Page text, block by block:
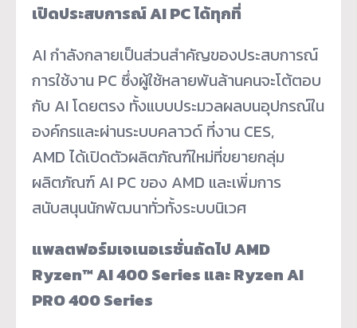
เปิดประสบการณ์AI PC ได้ทุกที่
AI กำลังกลายเป็นส่วนสำคัญของประสบการณ์
การใช้งาน PC ซึ่งผู้ใช้หลายพันล้านคนจะโต้ตอบ
กับ AI โดยตรง ทั้งแบบประมวลผลบนอุปกรณ์ใน
องค์กรและผ่านระบบคลาวด์ ที่งาน CES,
AMD ได้เปิดตัวผลิตภัณฑ์ใหม่ที่ขยายกลุ่ม
ผลิตภัณฑ์ AI PC ของ AMD และเพิ่มการ
สนับสนุนนักพัฒนาทั่วทั้งระบบนิเวศ
แพลตฟอร์มเจเนอเรชั่นถัดไปAMD
Ryzen™ AI 400 Series และ Ryzen AI
PRO 400 Series